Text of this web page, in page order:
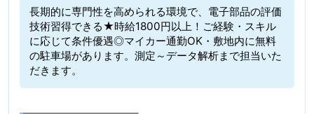
長期的に専門性を高められる環境で、電子部品の評価
技術習得できる★時給1800円以上！ご経験・スキル
に応じて条件優遇◎マイカー通勤OK・敷地内に無料
の駐車場があります。測定～データ解析まで担当いた
だきます。